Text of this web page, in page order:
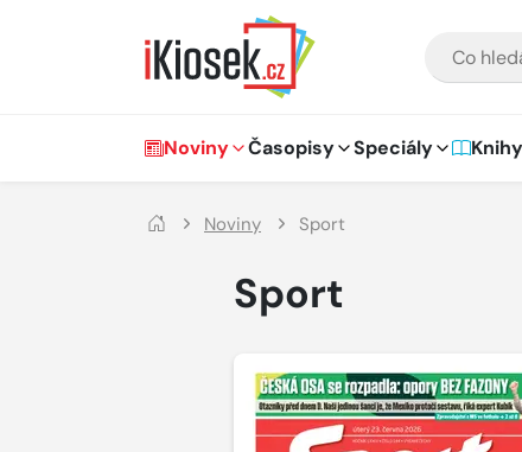
Hlavní navigace
Noviny Časopisy Speciály Knihy
Noviny Sport
Sport